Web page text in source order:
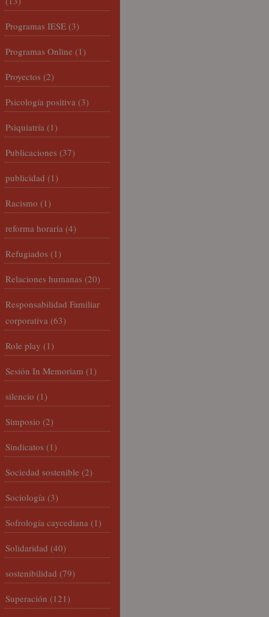
Programas IESE (3)
Programas Online (1)
Proyectos (2)
Psicología positiva (3)
Psiquiatría (1)
Publicaciones (37)
publicidad (1)
Racismo (1)
reforma horaria (4)
Refugiados (1)
Relaciones humanas (20)
Responsabilidad Familiar
corporativa (63)
Role play (1)
Sesión In Memoriam (1)
silencio (1)
Simposio (2)
Sindicatos (1)
Sociedad sostenible (2)
Sociología (3)
Sofrología caycediana (1)
Solidaridad (40)
sostenibilidad (79)
Superación (121)